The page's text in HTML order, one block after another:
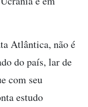
Atlântica, não é
do país, lar de
com seu
estudo